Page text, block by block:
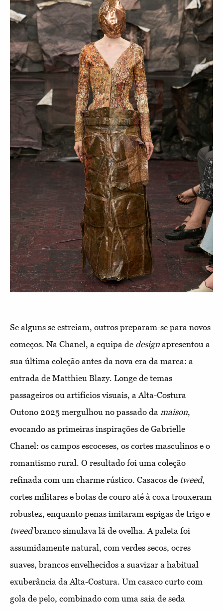
Se alguns se estreiam, outros preparam-se para novos
começos. Na Chanel, a equipa de design apresentou a
sua última coleção antes da nova era da marca: a
entrada de Matthieu Blazy. Longe de temas
passageiros ou artifícios visuais, a Alta-Costura
Outono 2025 mergulhou no passado da maison,
evocando as primeiras inspirações de Gabrielle
Chanel: os campos escoceses, os cortes masculinos e o
romantismo rural. O resultado foi uma coleção
refinada com um charme rústico. Casacos de tweed,
cortes militares e botas de couro até à coxa trouxeram
robustez, enquanto penas imitaram espigas de trigo e
tweedbranco simulava lã de ovelha. A paleta foi
assumidamente natural, com verdes secos, ocres
suaves, brancos envelhecidos a suavizar a habitual
exuberância da Alta-Costura. Um casaco curto com
gola de pelo, combinado com uma saia de seda